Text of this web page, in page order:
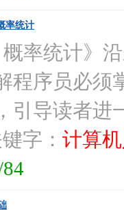
率统计
概率统计》
程序员必须
引导读者进
字： 计算